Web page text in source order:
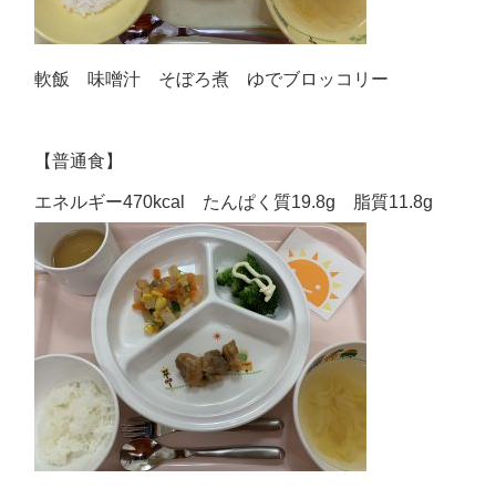
軟飯 味噌汁 そぼろ煮 ゆでブロッコリー
【普通食】
エネルギー470kcal たんぱく質19.8g 脂質11.8g